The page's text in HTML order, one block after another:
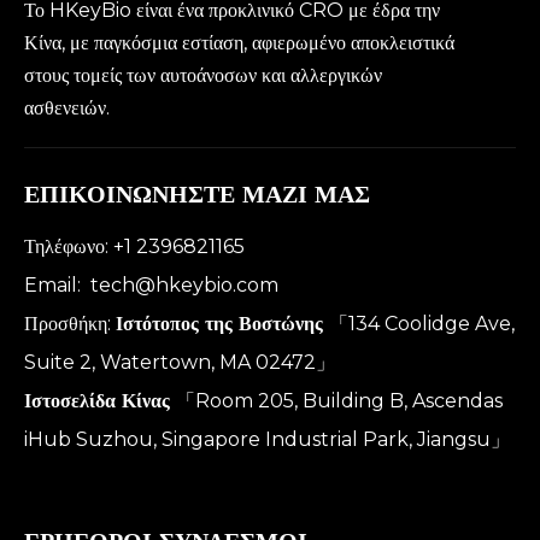
Το HKeyBio είναι ένα προκλινικό CRO με έδρα την
Κίνα, με παγκόσμια εστίαση, αφιερωμένο αποκλειστικά
στους τομείς των αυτοάνοσων και αλλεργικών
ασθενειών.
ΕΠΙΚΟΙΝΩΝΗΣΤΕ ΜΑΖΙ ΜΑΣ
Τηλέφωνο: +1 2396821165
Email: tech@hkeybio.com
Προσθήκη: Ιστότοπος της Βοστώνης
「134 Coolidge Ave,
Suite 2, Watertown, MA 02472」
Ιστοσελίδα Κίνας
「Room 205, Building B, Ascendas
iHub Suzhou, Singapore Industrial Park, Jiangsu」